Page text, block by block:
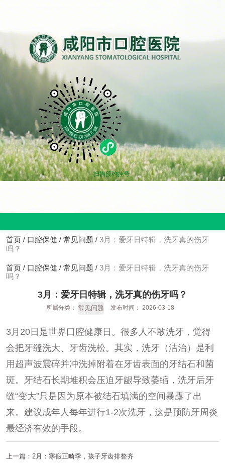
扫描预约挂号
首页 / 口腔保健 / 常见问题 / 3月：爱牙日特辑，洗牙真的伤牙
吗？
首页 / 口腔保健 / 常见问题 / 3月：爱牙日特辑，洗牙真的伤牙
吗？
3月：爱牙日特辑，洗牙真的伤牙吗？
所属分类： 常见问题 发布时间： 2026-03-18
3月20日是世界口腔健康日。很多人不敢洗牙，觉得
会把牙缝洗大、牙齿洗松。其实，洗牙（洁治）是利
用超声波震碎并冲洗掉附着在牙齿表面的牙结石和菌
斑。牙结石长期堆积会压迫牙龈导致萎缩，洗牙后牙
缝“变大”只是因为原本被结石填满的空间暴露了出
来。建议成年人每年进行1-2次洗牙，这是预防牙周炎
最经济有效的手段。
上一篇： 2月：寒假正畸季，孩子牙齿排整齐